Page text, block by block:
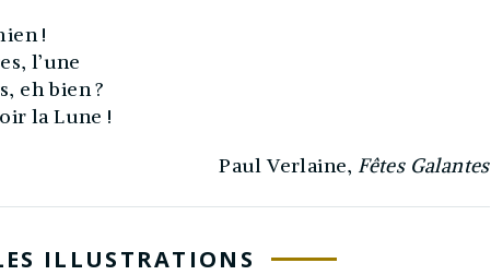
!
l’une
eh bien ?
la Lune !
Paul Verlaine, Fêtes Galantes
ILLUSTRATIONS